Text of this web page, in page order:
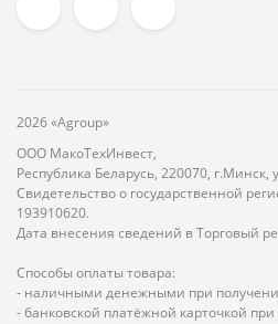
2026 «Agroup»
ООО МакоТехИнвест,
Республика Беларусь, 220070, г.Минск,
Свидетельство о государственной
193910620.
Дата внесения сведений в Торговый
Способы оплаты товара:
- наличными денежными при
- банковской платёжной карточкой